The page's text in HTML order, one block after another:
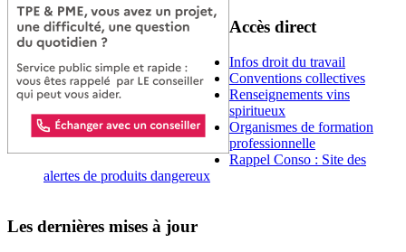
Accès direct
Infos droit du travail
Conventions collectives
Renseignements vins
spiritueux
Organismes de formation
professionnelle
Rappel Conso : Site des
alertes de produits dangereux
Les dernières mises à jour